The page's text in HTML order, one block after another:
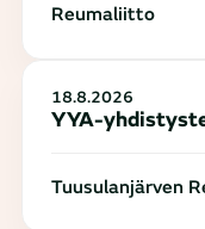
Reumaliitto
18.8.2026
YYA-
Tuusulanjärven